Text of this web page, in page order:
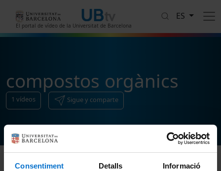
Consentiment Detalls Informació
El portal de vídeo de la Universitat de Barcelona
ES
compostos orgànics
1 vídeos Sigue y comparte